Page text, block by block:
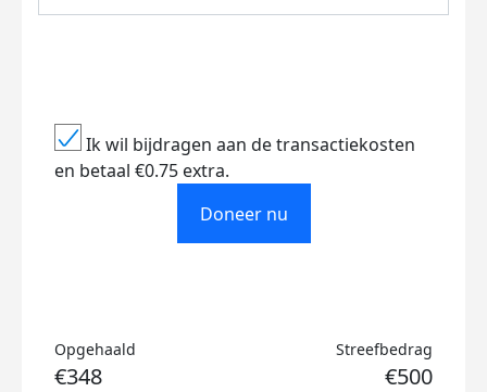
Ik wil bijdragen aan de transactiekosten
en betaal €0.75 extra.
Doneer nu
Opgehaald
€348
Streefbedrag
€500